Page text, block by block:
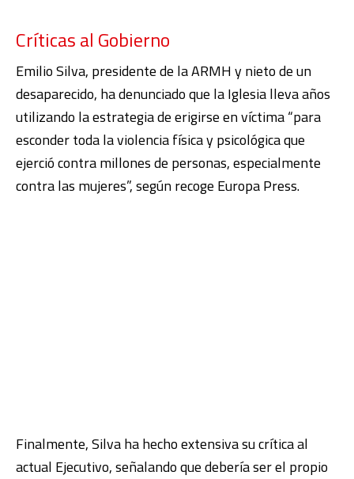
Críticas al Gobierno
Emilio Silva, presidente de la ARMH y nieto de un
desaparecido, ha denunciado que la Iglesia lleva años
utilizando la estrategia de erigirse en víctima “para
esconder toda la violencia física y psicológica que
ejerció contra millones de personas, especialmente
contra las mujeres”, según recoge Europa Press.
Finalmente, Silva ha hecho extensiva su crítica al
actual Ejecutivo, señalando que debería ser el propio